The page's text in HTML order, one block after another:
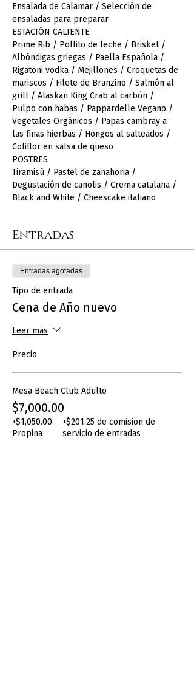
Ensalada de Calamar / Selección de
ensaladas para preparar
ESTACIÓN CALIENTE
Prime Rib / Pollito de leche / Brisket /
Albóndigas griegas / Paella Española /
Rigatoni vodka / Mejillones / Croquetas de
mariscos / Filete de Branzino / Salmón al
grill / Alaskan King Crab al carbón /
Pulpo con habas / Pappardelle Vegano /
Vegetales Orgánicos / Papas cambray a
las finas hierbas / Hongos al salteados /
Coliflor en salsa de queso
POSTRES
Tiramisú / Pastel de zanahoria /
Degustación de canolis / Crema catalana /
Black and White / Cheescake italiano
Entradas
Entradas agotadas
Tipo de entrada
Cena de Año nuevo
Leer más
Precio
Mesa Beach Club Adulto
$7,000.00
+$1,050.00
Propina
+$201.25 de comisión de
servicio de entradas